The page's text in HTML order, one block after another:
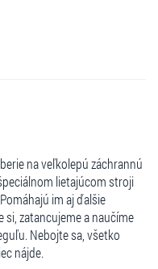
na veľkolepú záchrannú
lietajúcom stroji
im aj ďalšie
si, zatancujeme a naučíme
Nebojte sa, všetko
nájde.